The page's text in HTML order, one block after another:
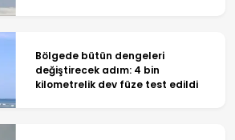
Bölgede bütün dengeleri
değiştirecek adım: 4 bin
kilometrelik dev füze test edildi